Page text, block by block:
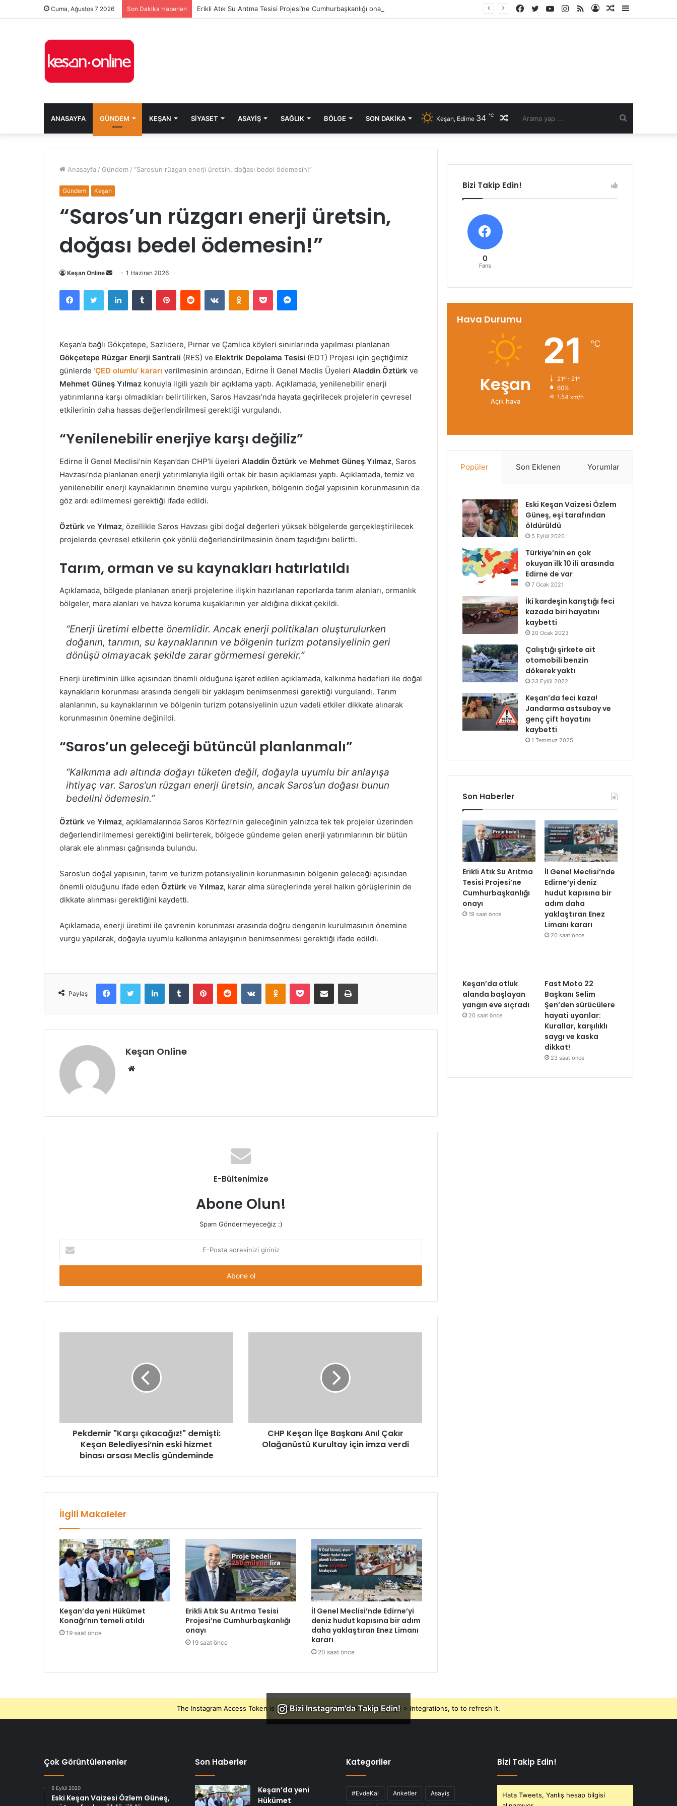
Cuma, Ağustos 7 2026 Son Dakika Haberleri Erikli Atık Su Arıtma Tesisi Projesi’ne Cumhurbaşkanlığı onayı
Kenar
Rastgele
Kayıt
RSS
Instagram
YouTube
Twitter
Facebook
ANASAYFA GÜNDEM KEŞAN SIYASET ASAYIŞ SAĞLIK BÖLGE SON DAKIKA Rastgele
Keşan, Edirne 34 ℃
Anasayfa / Gündem / “Saros’un rüzgarı enerji üretsin, doğası bedel ödemesin!”
Gündem Keşan
“Saros’un rüzgarı enerji üretsin,
doğası bedel ödemesin!”
Keşan Online
Bir
posta
göndermek
1 Haziran 2026
FacebookTwitter LinkedInTumblr PinterestReddit VKontakteOdnoklassniki
Pocket Messenger
Keşan’a bağlı Gökçetepe, Sazlıdere, Pırnar ve Çamlıca köyleri sınırlarında yapılması planlanan
Gökçetepe Rüzgar Enerji Santrali (RES) ve Elektrik Depolama Tesisi (EDT) Projesi için geçtiğimiz
günlerde ‘ÇED olumlu’ kararı verilmesinin ardından, Edirne İl Genel Meclis Üyeleri Aladdin Öztürk ve
Mehmet Güneş Yılmaz konuyla ilgili yazılı bir açıklama yaptı. Açıklamada, yenilenebilir enerji
yatırımlarına karşı olmadıkları belirtilirken, Saros Havzası’nda hayata geçirilecek projelerin çevresel
etkilerinin daha hassas değerlendirilmesi gerektiği vurgulandı.
“Yenilenebilir enerjiye karşı değiliz”
Edirne İl Genel Meclisi’nin Keşan’dan CHP’li üyeleri Aladdin Öztürk ve Mehmet Güneş Yılmaz, Saros
Havzası’nda planlanan enerji yatırımlarıyla ilgili ortak bir basın açıklaması yaptı. Açıklamada, temiz ve
yenilenebilir enerji kaynaklarının önemine vurgu yapılırken, bölgenin doğal yapısının korunmasının da
göz ardı edilmemesi gerektiği ifade edildi.
Öztürk ve Yılmaz, özellikle Saros Havzası gibi doğal değerleri yüksek bölgelerde gerçekleştirilecek
projelerde çevresel etkilerin çok yönlü değerlendirilmesinin önem taşıdığını belirtti.
Tarım, orman ve su kaynakları hatırlatıldı
Açıklamada, bölgede planlanan enerji projelerine ilişkin hazırlanan raporlarda tarım alanları, ormanlık
bölgeler, mera alanları ve havza koruma kuşaklarının yer aldığına dikkat çekildi.
“Enerji üretimi elbette önemlidir. Ancak enerji politikaları oluşturulurken
doğanın, tarımın, su kaynaklarının ve bölgenin turizm potansiyelinin geri
dönüşü olmayacak şekilde zarar görmemesi gerekir.”
Enerji üretiminin ülke açısından önemli olduğuna işaret edilen açıklamada, kalkınma hedefleri ile doğal
kaynakların korunması arasında dengeli bir yaklaşım benimsenmesi gerektiği vurgulandı. Tarım
alanlarının, su kaynaklarının ve bölgenin turizm potansiyelinin uzun vadeli etkiler dikkate alınarak
korunmasının önemine değinildi.
“Saros’un geleceği bütüncül planlanmalı”
“Kalkınma adı altında doğayı tüketen değil, doğayla uyumlu bir anlayışa
ihtiyaç var. Saros’un rüzgarı enerji üretsin, ancak Saros’un doğası bunun
bedelini ödemesin.”
Öztürk ve Yılmaz, açıklamalarında Saros Körfezi’nin geleceğinin yalnızca tek tek projeler üzerinden
değerlendirilmemesi gerektiğini belirterek, bölgede gündeme gelen enerji yatırımlarının bir bütün
olarak ele alınması çağrısında bulundu.
Saros’un doğal yapısının, tarım ve turizm potansiyelinin korunmasının bölgenin geleceği açısından
önemli olduğunu ifade eden Öztürk ve Yılmaz, karar alma süreçlerinde yerel halkın görüşlerinin de
dikkate alınması gerektiğini kaydetti.
Açıklamada, enerji üretimi ile çevrenin korunması arasında doğru dengenin kurulmasının önemine
vurgu yapılarak, doğayla uyumlu kalkınma anlayışının benimsenmesi gerektiği ifade edildi.
Paylaş
FacebookTwitter LinkedInTumblr PinterestReddit VKontakteOdnoklassniki
Pocket E-Posta ile paylaş Yazdır
Keşan Online
Web
E-Bültenimize
Abone Olun!
Spam Göndermeyeceğiz :)
Posta
adresinizi
Pekdemir "Karşı çıkacağız!" demişti:
Keşan Belediyesi’nin eski hizmet
binası arsası Meclis gündeminde
CHP Keşan İlçe Başkanı Anıl Çakır
Olağanüstü Kurultay için imza verdi
İlgili Makaleler
Keşan’da yeni Hükümet
Konağı’nın temeli atıldı
19 saat önce
Erikli Atık Su Arıtma Tesisi
Projesi’ne Cumhurbaşkanlığı
onayı
19 saat önce
İl Genel Meclisi’nde Edirne’yi
deniz hudut kapısına bir adım
daha yaklaştıran Enez Limanı
kararı
20 saat önce
Bizi Takip Edin!
0
Fans
Hava Durumu
Keşan
Açık hava
21 ℃
21º - 21º
60%
1.54 km/h
Popüler Son Eklenen Yorumlar
Eski Keşan Vaizesi Özlem
Güneş, eşi tarafından
öldürüldü
5 Eylül 2020
Türkiye’nin en çok
okuyan ilk 10 ili arasında
Edirne de var
7 Ocak 2021
İki kardeşin karıştığı feci
kazada biri hayatını
kaybetti
20 Ocak 2023
Çalıştığı şirkete ait
otomobili benzin
dökerek yaktı
23 Eylül 2022
Keşan’da feci kaza!
Jandarma astsubay ve
genç çift hayatını
kaybetti
1 Temmuz 2025
Son Haberler
Erikli Atık Su Arıtma
Tesisi Projesi’ne
Cumhurbaşkanlığı
onayı
19 saat önce
İl Genel Meclisi’nde
Edirne’yi deniz
hudut kapısına bir
adım daha
yaklaştıran Enez
Limanı kararı
20 saat önce
Keşan’da otluk
alanda başlayan
yangın eve sıçradı
20 saat önce
Fast Moto 22
Başkanı Selim
Şen’den sürücülere
hayati uyarılar:
Kurallar, karşılıklı
saygı ve kaska
dikkat!
23 saat önce
Bizi Instagram'da Takip Edin!
The Instagram Access Token is expired, Go to the Theme options page > Integrations, to to refresh it.
Çok Görüntülenenler
5 Eylül 2020
Eski Keşan Vaizesi Özlem Güneş,
Son Haberler
Keşan’da yeni
Hükümet
Kategoriler
#EvdeKal Anketler Asayiş
Bizi Takip Edin!
Hata Tweets, Yanlış hesap bilgisi